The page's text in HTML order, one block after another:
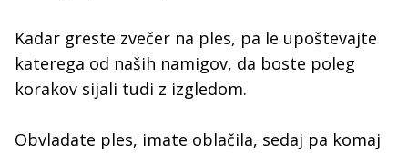
Kadar greste zvečer na ples, pa le upoštevajte
katerega od naših namigov, da boste poleg
korakov sijali tudi z izgledom.
Obvladate ples, imate oblačila, sedaj pa komaj